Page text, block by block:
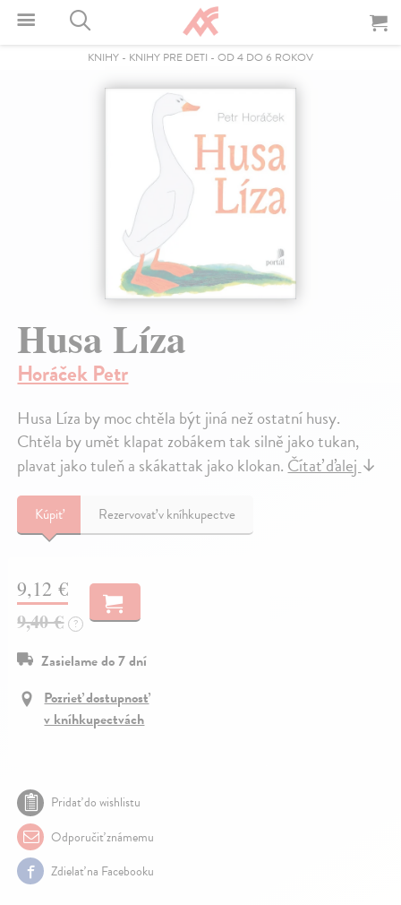
KNIHY - KNIHY PRE DETI - OD 4 DO 6 ROKOV
Husa Líza
Horáček Petr
Husa Líza by moc chtěla být jiná než ostatní husy.
Chtěla by umět klapat zobákem tak silně jako tukan,
plavat jako tuleň a skákattak jako klokan.Čítať ďalej↓
Kúpiť Rezervovať v kníhkupectve
9,12 €
9,40 €
?
Zasielame do 7 dní
Pozrieť dostupnosť
v kníhkupectvách
Pridať do wishlistu
Odporučiť známemu
Zdielať na Facebooku